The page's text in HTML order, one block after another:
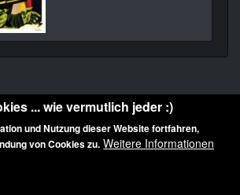
geschützt: © 2010-2026 der Film Noir de. Alle
... wie vermutlich jeder :)
und Nutzung dieser Website fortfahren,
von Cookies zu. Weitere Informationen